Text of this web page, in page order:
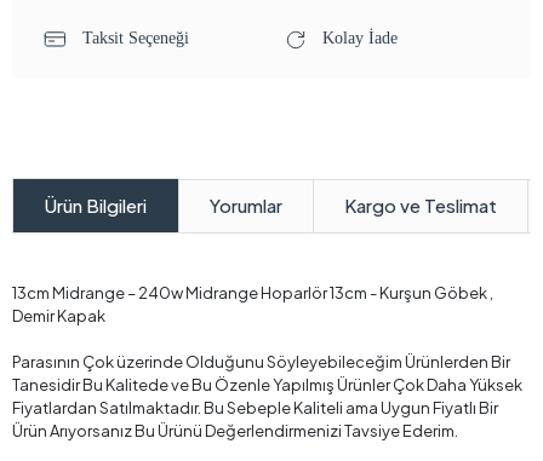
Taksit Seçeneği Kolay İade
Ürün Bilgileri Yorumlar Kargo ve Teslimat
13cm Midrange – 240w Midrange Hoparlör 13cm - Kurşun Göbek ,
Demir Kapak
Parasının Çok üzerinde Olduğunu Söyleyebileceğim Ürünlerden Bir
Tanesidir Bu Kalitede ve Bu Özenle Yapılmış Ürünler Çok Daha Yüksek
Fiyatlardan Satılmaktadır. Bu Sebeple Kaliteli ama Uygun Fiyatlı Bir
Ürün Arıyorsanız Bu Ürünü Değerlendirmenizi Tavsiye Ederim.